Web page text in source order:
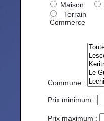
Maison
Terrain
Commerce
Commune :
Prix minimum :
Prix maximum :